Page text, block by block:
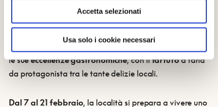
Accetta selezionati
Usa solo i cookie necessari
Nazionale dei Monti Sibillini , Amandola è uno dei
centri più importanti dell'area montana, ricco di
le sueeccellenze gastronomiche, con iltartufoa farla
da protagonista tra le tante delizie locali.
Dal 7 al 21 febbraio, la località si prepara a vivere uno